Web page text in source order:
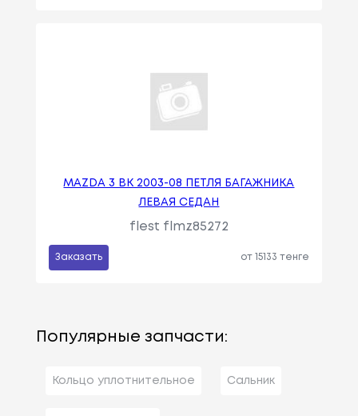
MAZDA 3 BK 2003-08 ПЕТЛЯ БАГАЖНИКА
ЛЕВАЯ СЕДАН
flest flmz85272
Заказать от 15133 тенге
Популярные запчасти:
Кольцо уплотнительное Сальник